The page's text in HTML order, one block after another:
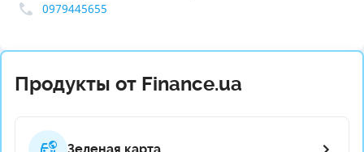
0979445655
Продукты от Finance.ua